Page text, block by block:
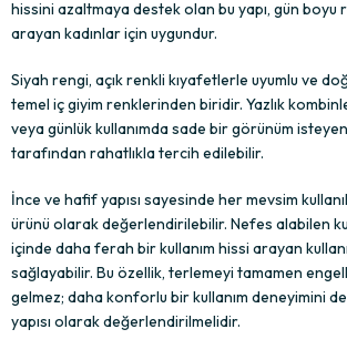
hissini azaltmaya destek olan bu yapı, gün boyu
arayan kadınlar için uygundur.
Siyah rengi, açık renkli kıyafetlerle uyumlu ve
temel iç giyim renklerinden biridir. Yazlık
veya günlük kullanımda sade bir görünüm isteyen
tarafından rahatlıkla tercih edilebilir.
İnce ve hafif yapısı sayesinde her mevsim
ürünü olarak değerlendirilebilir. Nefes alabilen
içinde daha ferah bir kullanım hissi arayan
sağlayabilir. Bu özellik, terlemeyi tamamen
gelmez; daha konforlu bir kullanım deneyimini
yapısı olarak değerlendirilmelidir.